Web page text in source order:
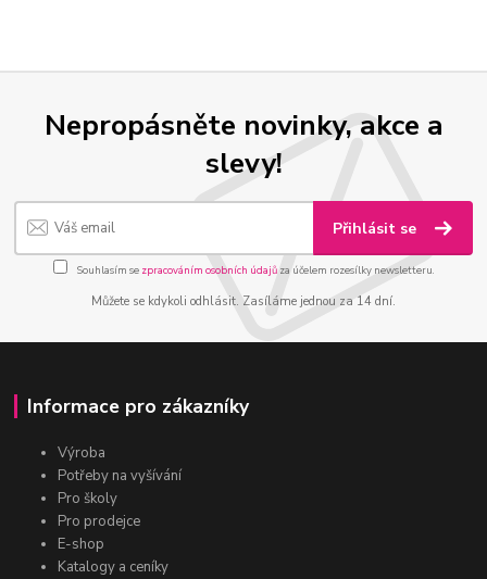
Nepropásněte novinky, akce a
slevy!
Přihlásit se
Souhlasím se zpracováním osobních údajůza účelem rozesílky newsletteru.
Můžete se kdykoli odhlásit. Zasíláme jednou za 14 dní.
Informace pro zákazníky
Výroba
Potřeby na vyšívání
Pro školy
Pro prodejce
E-shop
Katalogy a ceníky